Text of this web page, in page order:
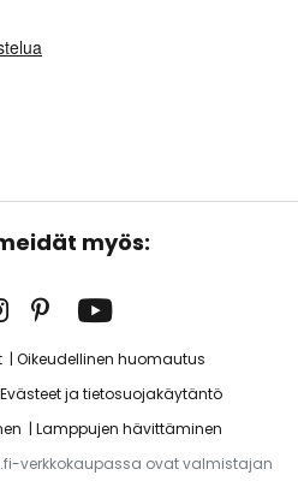
myös:
Oikeudellinen huomautus
Evästeet ja tietosuojakäytäntö
Lamppujen hävittäminen
verkkokaupassa ovat valmistajan